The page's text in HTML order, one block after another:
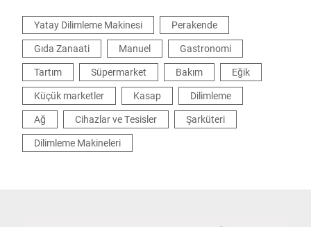
Yatay Dilimleme Makinesi
Perakende
Gıda Zanaati
Manuel
Gastronomi
Tartım
Süpermarket Bakım
Eğik
Küçük marketler
Kasap
Dilimleme
Ağ
Cihazlar ve Tesisler
Şarküteri
Dilimleme Makineleri